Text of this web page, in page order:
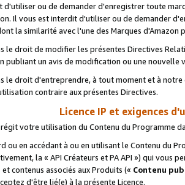
d'utiliser ou de demander d'enregistrer toute
Il vous est interdit d'utiliser ou de demander
la similarité avec l'une des Marques
le droit de modifier les présentes Directives
publiant un avis de modification ou une nouvelle
le droit d'entreprendre, à tout moment et à
contraire aux présentes Directives.
Licence IP et exigences
régit votre utilisation du Contenu du Programme
ou en accédant à ou en utilisant le Contenu du
la « API Créateurs et PA API ») qui vous
contenus associés aux Produits (« Contenu
d'être lié(e) à la présente Licence.